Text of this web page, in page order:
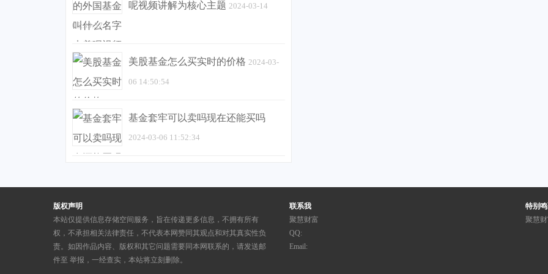
呢视频讲解为核心主题 2024-03-14
05:39:57
美股基金怎么买实时的价格 2024-03-
06 14:50:54
基金套牢可以卖吗现在还能买吗
2024-03-06 11:52:34
版权声明
本站仅提供信息存储空间服务，旨在传递更多信息，不拥有所有
权，不承担相关法律责任，不代表本网赞同其观点和对其真实性负
责。如因作品内容、版权和其它问题需要同本网联系的，请发送邮
件至 举报，一经查实，本站将立刻删除。
联系我
聚慧财富
QQ:
Email:
特别
聚慧